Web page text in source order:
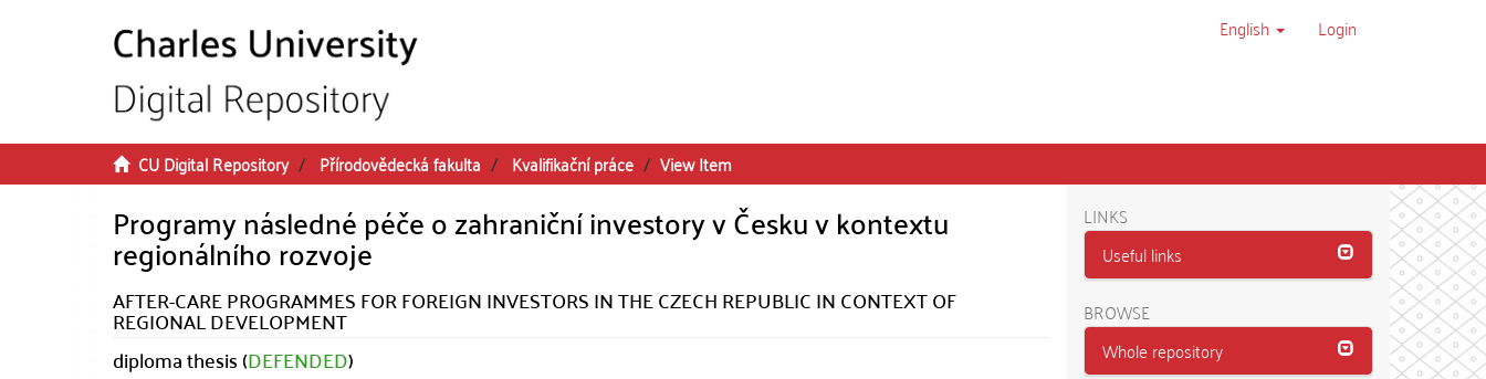
English Login
CU Digital Repository Přírodovědecká fakulta Kvalifikační práce View Item
Programy následné péče o zahraniční investory v Česku v kontextu
regionálního rozvoje
AFTER-CARE PROGRAMMES FOR FOREIGN INVESTORS IN THE CZECH REPUBLIC IN CONTEXT OF
REGIONAL DEVELOPMENT
diploma thesis (DEFENDED)
LINKS
Useful links
BROWSE
Whole repository